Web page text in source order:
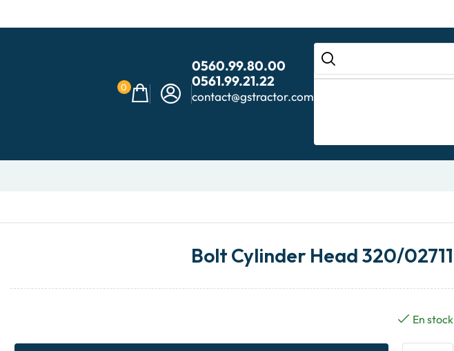
0560.99.80.00
0561.99.21.22
contact@gstractor.com
0
Bolt Cylinder Head 320/02711
En stock